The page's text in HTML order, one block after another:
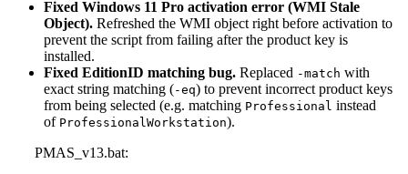
Fixed Windows 11 Pro activation error (WMI Stale
Object). Refreshed the WMI object right before activation to
prevent the script from failing after the product key is
installed.
Fixed EditionID matching bug. Replaced -match with
exact string matching (-eq) to prevent incorrect product keys
from being selected (e.g. matching Professional instead
of ProfessionalWorkstation).
PMAS_v13.bat: